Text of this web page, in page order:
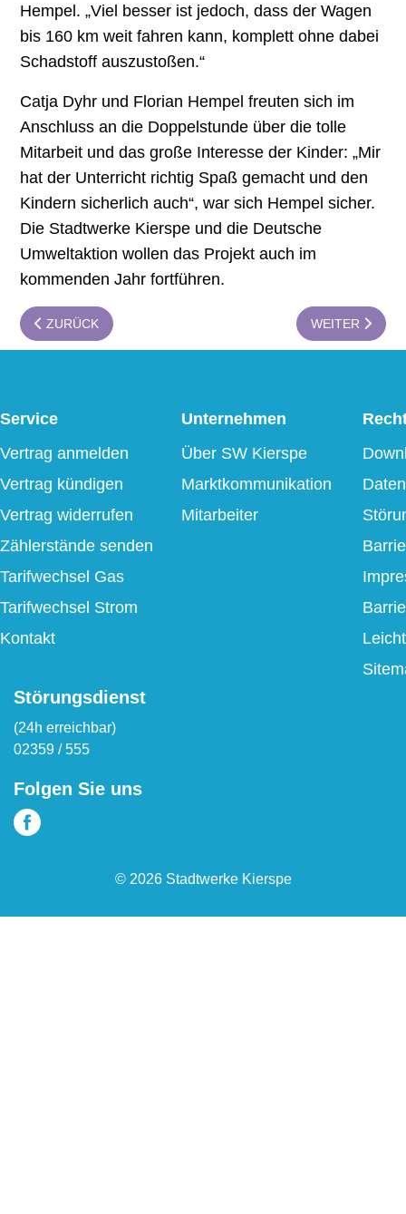
Hempel. „Viel besser ist jedoch, dass der Wagen
bis 160 km weit fahren kann, komplett ohne dabei
Schadstoff auszustoßen.“
Catja Dyhr und Florian Hempel freuten sich im
Anschluss an die Doppelstunde über die tolle
Mitarbeit und das große Interesse der Kinder: „Mir
hat der Unterricht richtig Spaß gemacht und den
Kindern sicherlich auch“, war sich Hempel sicher.
Die Stadtwerke Kierspe und die Deutsche
Umweltaktion wollen das Projekt auch im
kommenden Jahr fortführen.
PREVIOUS ARTICLE: STADTWERKE LESEN GAS- UND
ZURÜCK NEXT
WEITER
Service
Vertrag anmelden
Vertrag kündigen
Vertrag widerrufen
Zählerstände senden
Tarifwechsel Gas
Tarifwechsel Strom
Kontakt
Unternehmen
Über SW Kierspe
Marktkommunikation
Mitarbeiter
Störungsdienst
(24h erreichbar)
02359 / 555
Folgen Sie uns
© 2026 Stadtwerke Kierspe